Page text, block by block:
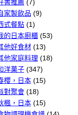
書推薦 (7)
家製飲品 (9)
式餐點 (1)
的日本廚櫃 (53)
他好食材 (13)
他家庭料理 (18)
洋菓子 (347)
櫻，日本 (15)
對聚會 (18)
楓，日本 (15)